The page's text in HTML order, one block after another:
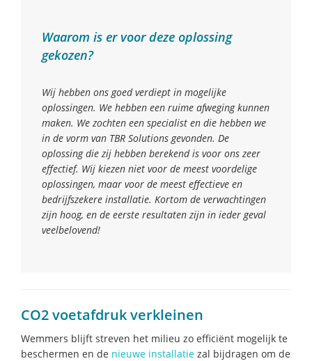
Waarom is er voor deze oplossing
gekozen?
Wij hebben ons goed verdiept in mogelijke
oplossingen. We hebben een ruime afweging kunnen
maken. We zochten een specialist en die hebben we
in de vorm van TBR Solutions gevonden. De
oplossing die zij hebben berekend is voor ons zeer
effectief. Wij kiezen niet voor de meest voordelige
oplossingen, maar voor de meest effectieve en
bedrijfszekere installatie. Kortom de verwachtingen
zijn hoog, en de eerste resultaten zijn in ieder geval
veelbelovend!
CO2 voetafdruk verkleinen
Wemmers blijft streven het milieu zo efficiënt mogelijk te
beschermen en de nieuwe installatie zal bijdragen om de